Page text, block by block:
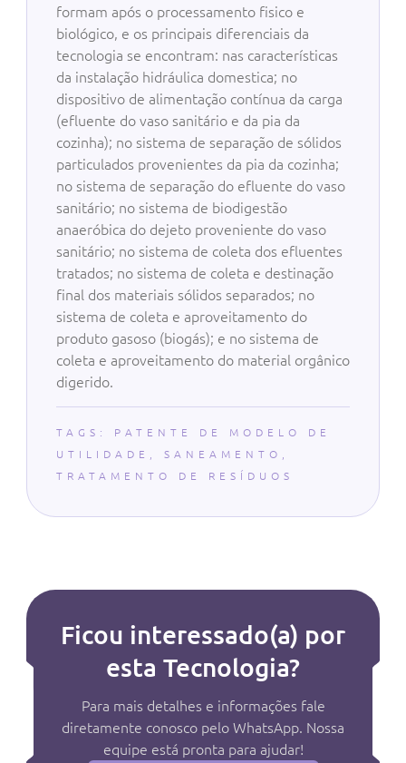
formam após o processamento fisico e
biológico, e os principais diferenciais da
tecnologia se encontram: nas características
da instalação hidráulica domestica; no
dispositivo de alimentação contínua da carga
(efluente do vaso sanitário e da pia da
cozinha); no sistema de separação de sólidos
particulados provenientes da pia da cozinha;
no sistema de separação do efluente do vaso
sanitário; no sistema de biodigestão
anaeróbica do dejeto proveniente do vaso
sanitário; no sistema de coleta dos efluentes
tratados; no sistema de coleta e destinação
final dos materiais sólidos separados; no
sistema de coleta e aproveitamento do
produto gasoso (biogás); e no sistema de
coleta e aproveitamento do material orgânico
digerido.
TAGS:
PATENTE DE MODELO DE
UTILIDADE
SANEAMENTO
TRATAMENTO DE RESÍDUOS
Ficou interessado(a) por
esta Tecnologia?
Para mais detalhes e informações fale
diretamente conosco pelo WhatsApp. Nossa
equipe está pronta para ajudar!